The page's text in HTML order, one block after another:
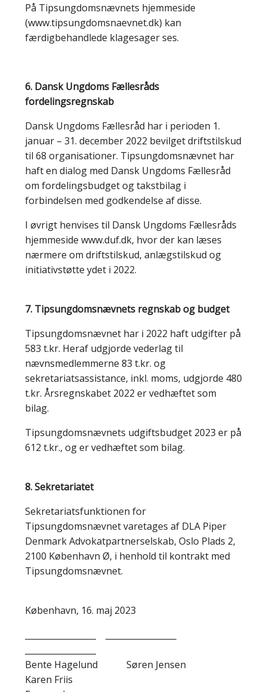
På Tipsungdomsnævnets hjemmeside
(www.tipsungdomsnaevnet.dk) kan
færdigbehandlede klagesager ses.
6. Dansk Ungdoms Fællesråds
fordelingsregnskab
Dansk Ungdoms Fællesråd har i perioden 1.
januar – 31. december 2022 bevilget driftstilskud
til 68 organisationer. Tipsungdomsnævnet har
haft en dialog med Dansk Ungdoms Fællesråd
om fordelingsbudget og takstbilag i
forbindelsen med godkendelse af disse.
I øvrigt henvises til Dansk Ungdoms Fællesråds
hjemmeside www.duf.dk, hvor der kan læses
nærmere om driftstilskud, anlægstilskud og
initiativstøtte ydet i 2022.
7. Tipsungdomsnævnets regnskab og budget
Tipsungdomsnævnet har i 2022 haft udgifter på
583 t.kr. Heraf udgjorde vederlag til
nævnsmedlemmerne 83 t.kr. og
sekretariatsassistance, inkl. moms, udgjorde 480
t.kr. Årsregnskabet 2022 er vedhæftet som
bilag.
Tipsungdomsnævnets udgiftsbudget 2023 er på
612 t.kr., og er vedhæftet som bilag.
8. Sekretariatet
Sekretariatsfunktionen for
Tipsungdomsnævnet varetages af DLA Piper
Denmark Advokatpartnerselskab, Oslo Plads 2,
2100 København Ø, i henhold til kontrakt med
Tipsungdomsnævnet.
København, 16. maj 2023
Bente Hagelund Søren Jensen
Karen Friis